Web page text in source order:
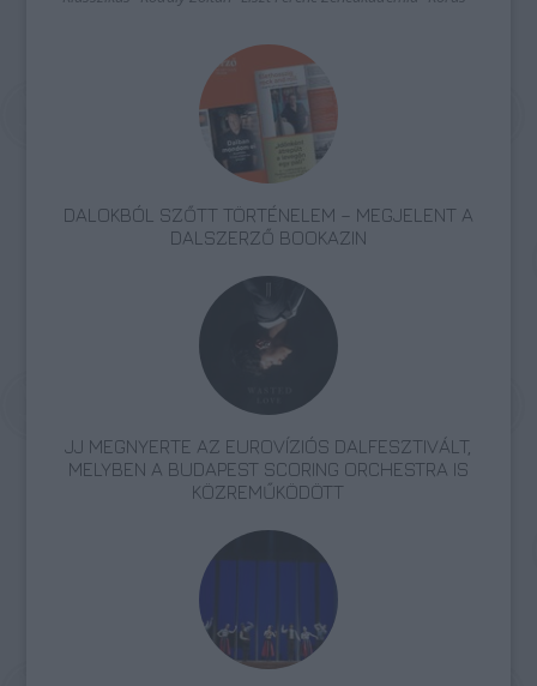
DALOKBÓL SZŐTT TÖRTÉNELEM – MEGJELENT A
DALSZERZŐ BOOKAZIN
JJ MEGNYERTE AZ EUROVÍZIÓS DALFESZTIVÁLT,
MELYBEN A BUDAPEST SCORING ORCHESTRA IS
KÖZREMŰKÖDÖTT